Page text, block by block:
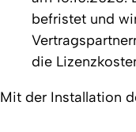
befristet und
die
Mit der Installation